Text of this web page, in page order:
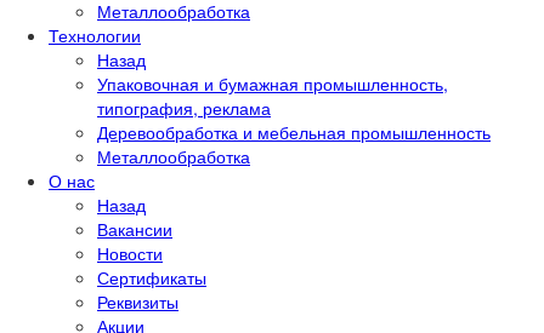
Металлообработка
Технологии
Назад
Упаковочная и бумажная промышленность,
типография, реклама
Деревообработка и мебельная промышленность
Металлообработка
О нас
Назад
Вакансии
Новости
Сертификаты
Реквизиты
Акции